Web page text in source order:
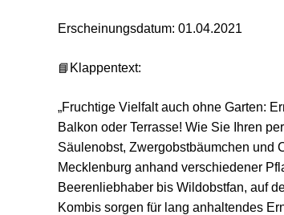
Erscheinungsdatum: 01.04.2021
📘 Klappentext:
„Fruchtige Vielfalt auch ohne Garten:
Balkon oder Terrasse! Wie Sie Ihren
Säulenobst, Zwergobstbäumchen und
Mecklenburg anhand verschiedener
Beerenliebhaber bis Wildobstfan, auf
Kombis sorgen für lang anhaltendes